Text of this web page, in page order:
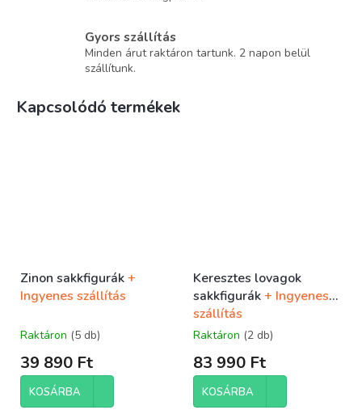
Gyors szállítás
Minden árut raktáron tartunk. 2 napon belül
szállítunk.
Kapcsolódó termékek
Zinon sakkfigurák+
Ingyenes szállítás
Raktáron (5 db)
39 890 Ft
KOSÁRBA
Keresztes lovagok
sakkfigurák+ Ingyenes
szállítás
Raktáron (2 db)
83 990 Ft
KOSÁRBA